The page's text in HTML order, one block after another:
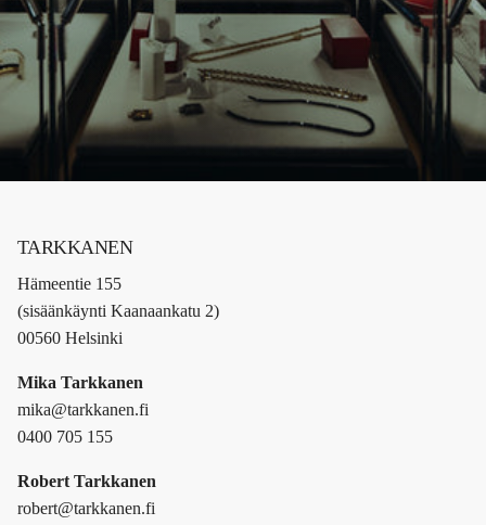
TARKKANEN
Hämeentie 155
(sisäänkäynti Kaanaankatu 2)
00560 Helsinki
Mika Tarkkanen
mika@tarkkanen.fi
0400 705 155
Robert Tarkkanen
robert@tarkkanen.fi